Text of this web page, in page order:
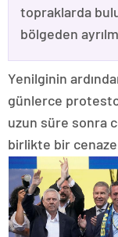
topraklarda
bölgeden
Yenilginin
günlerce
uzun süre sonra
birlikte bir